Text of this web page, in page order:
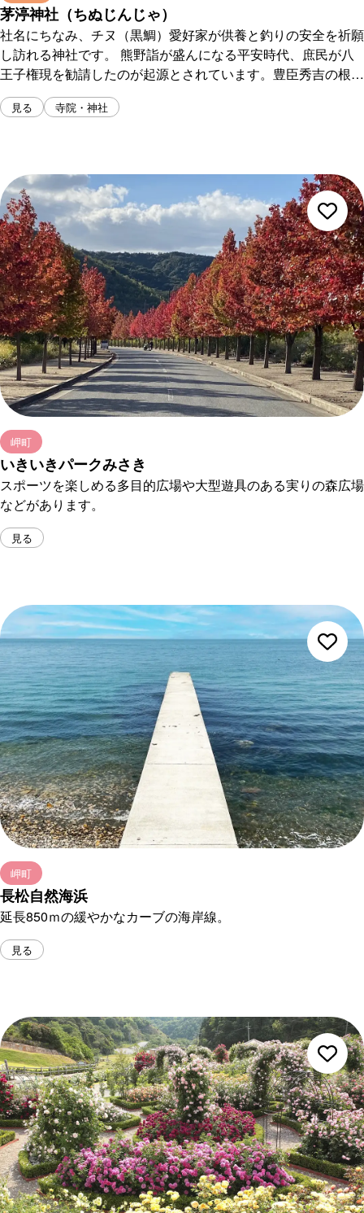
茅渟神社（ちぬじんじゃ）
社名にちなみ、チヌ（黒鯛）愛好家が供養と釣りの安全を祈願
し訪れる神社です。 熊野詣が盛んになる平安時代、庶民が八
王子権現を勧請したのが起源とされています。豊臣秀吉の根来
攻めで一度焼失しました。現在の社はその後再建されたもの
で、400年前の社殿は、桃山建築の様式を今に伝えています。
見る 寺院・神社
岬町
いきいきパークみさき
スポーツを楽しめる多目的広場や大型遊具のある実りの森広場
などがあります。
見る
岬町
長松自然海浜
延長850ｍの緩やかなカーブの海岸線。
見る